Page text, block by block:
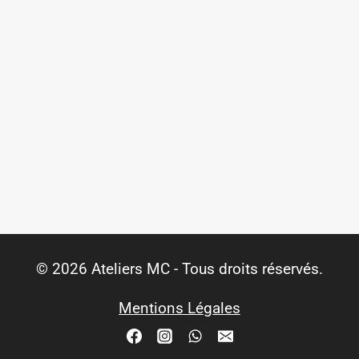
© 2026 Ateliers MC - Tous droits réservés.
Mentions Légales